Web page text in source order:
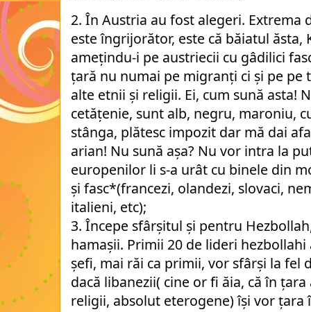
2. În Austria au fost alegeri. Extrema
este îngrijorător, este că băiatul ăsta,
amețindu-i pe austriecii cu gâdilici
țară nu numai pe migranți ci și pe pe
alte etnii și religii. Ei, cum sună asta!
cetățenie, sunt alb, negru, maroniu,
stânga, plătesc impozit dar mă dai
arian! Nu sună așa? Nu vor intra la
europenilor li s-a urât cu binele din
și fasc*(francezi, olandezi, slovaci,
italieni, etc);
3. Începe sfârșitul și pentru
hamașii. Primii 20 de lideri
șefi, mai răi ca primii, vor sfârși la fel
dacă libanezii( cine or fi ăia, că în
religii, absolut eterogene) își vor